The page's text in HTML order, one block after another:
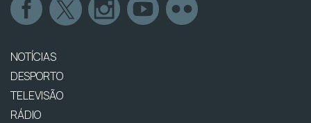
NOTÍCIAS
DESPORTO
TELEVISÃO
RÁDIO